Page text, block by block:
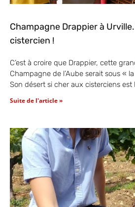
Champagne Drappier à
cistercien !
C’est à croire que Drappier, cette
Champagne de l’Aube serait sous «
Son désert si cher aux cisterciens est
Suite de l'article »